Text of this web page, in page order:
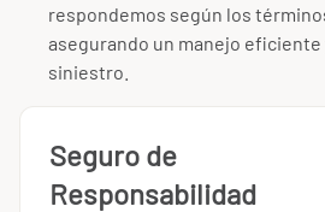
respondemos según los
asegurando un manejo
siniestro.
Seguro de
Responsabilidad